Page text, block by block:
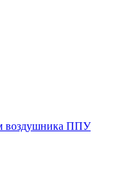
воздушника ППУ